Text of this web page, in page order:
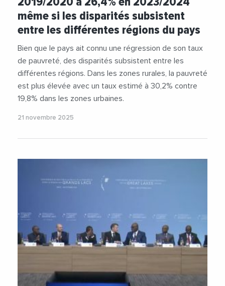
même si les disparités subsistent
entre les différentes régions du pays
Bien que le pays ait connu une régression de son taux
de pauvreté, des disparités subsistent entre les
différentes régions. Dans les zones rurales, la pauvreté
est plus élevée avec un taux estimé à 30,2% contre
19,8% dans les zones urbaines.
21 novembre 2025